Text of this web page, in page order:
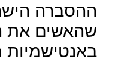
ההסברה
שהאשים את
באנטישמיות